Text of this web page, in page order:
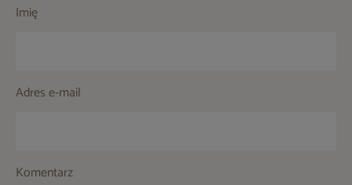
Imię
Adres e-mail
Komentarz